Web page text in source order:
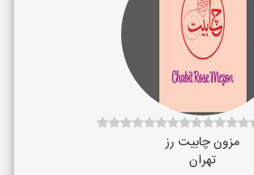
مزون چابیت رز
تهران